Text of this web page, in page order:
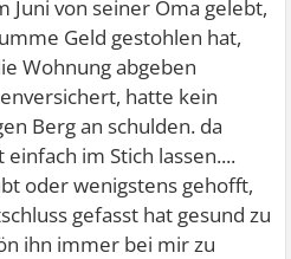
Juni von seiner Oma gelebt,
Geld gestohlen hat,
Wohnung abgeben
hatte kein
Berg an schulden. da
im Stich lassen....
oder wenigstens gehofft,
gefasst hat gesund zu
ihn immer bei mir zu